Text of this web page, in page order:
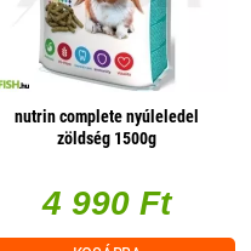
nutrin complete nyúleledel
zöldség 1500g
4 990 Ft